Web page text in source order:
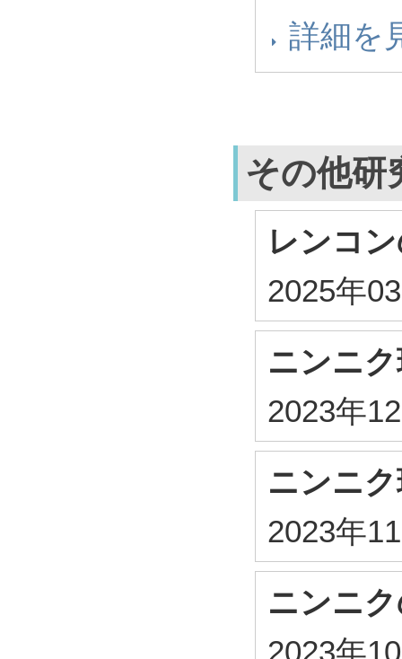
詳細を
その他研
レンコ
2025年
ニンニ
2023年
ニンニ
2023年
ニンニ
2023年